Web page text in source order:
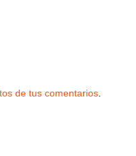
de tus comentarios